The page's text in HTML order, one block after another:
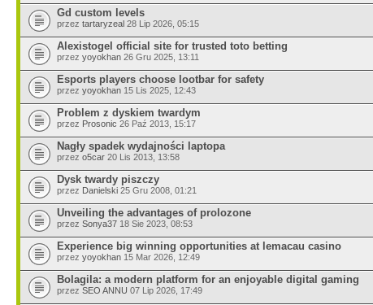
Gd custom levels
przez tartaryzeal 28 Lip 2026, 05:15
Alexistogel official site for trusted toto betting
przez yoyokhan 26 Gru 2025, 13:11
Esports players choose lootbar for safety
przez yoyokhan 15 Lis 2025, 12:43
Problem z dyskiem twardym
przez Prosonic 26 Paź 2013, 15:17
Nagły spadek wydajności laptopa
przez o5car 20 Lis 2013, 13:58
Dysk twardy piszczy
przez Danielski 25 Gru 2008, 01:21
Unveiling the advantages of prolozone
przez Sonya37 18 Sie 2023, 08:53
Experience big winning opportunities at lemacau casino
przez yoyokhan 15 Mar 2026, 12:49
Bolagila: a modern platform for an enjoyable digital gaming
przez SEO ANNU 07 Lip 2026, 17:49